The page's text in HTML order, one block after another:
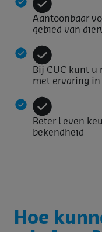
Aantoonbaar
gebied van
Bij CUC kunt u
met ervaring in
Beter Leven
bekendheid
Hoe